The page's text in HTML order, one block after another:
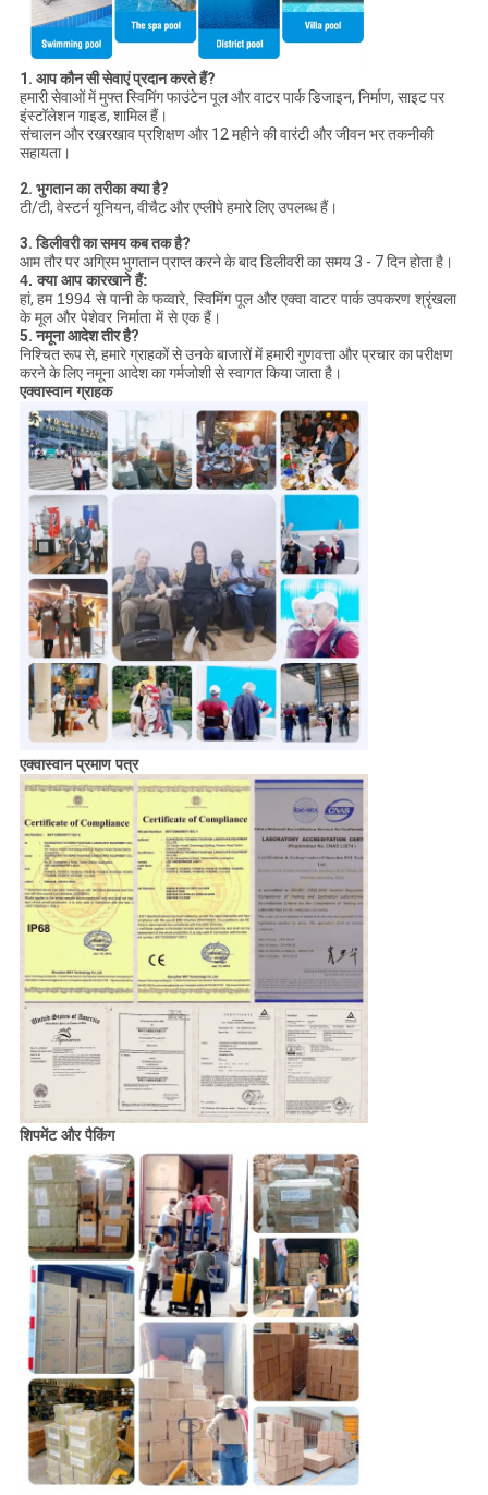
1. आप कौन सी सेवाएं प्रदान करते हैं?
हमारी सेवाओं में मुफ्त स्विमिंग फाउंटेन पूल और वाटर पार्क डिजाइन, निर्माण, साइट पर
इंस्टॉलेशन गाइड, शामिल हैं।
संचालन और रखरखाव प्रशिक्षण और 12 महीने की वारंटी और जीवन भर तकनीकी
सहायता।
2. भुगतान का तरीका क्या है?
टी/टी, वेस्टर्न यूनियन, वीचैट और एप्लीपे हमारे लिए उपलब्ध हैं।
3. डिलीवरी का समय कब तक है?
आम तौर पर अग्रिम भुगतान प्राप्त करने के बाद डिलीवरी का समय 3 - 7 दिन होता है।
4. क्या आप कारखाने हैं:
हां, हम 1994 से पानी के फव्वारे, स्विमिंग पूल और एक्वा वाटर पार्क उपकरण श्रृंखला
के मूल और पेशेवर निर्माता में से एक हैं।
5. नमूना आदेश तीर है?
निश्चित रूप से, हमारे ग्राहकों से उनके बाजारों में हमारी गुणवत्ता और प्रचार का परीक्षण
करने के लिए नमूना आदेश का गर्मजोशी से स्वागत किया जाता है।
एक्वास्वान ग्राहक
एक्वास्वान प्रमाण पत्र
शिपमेंट और पैकिंग